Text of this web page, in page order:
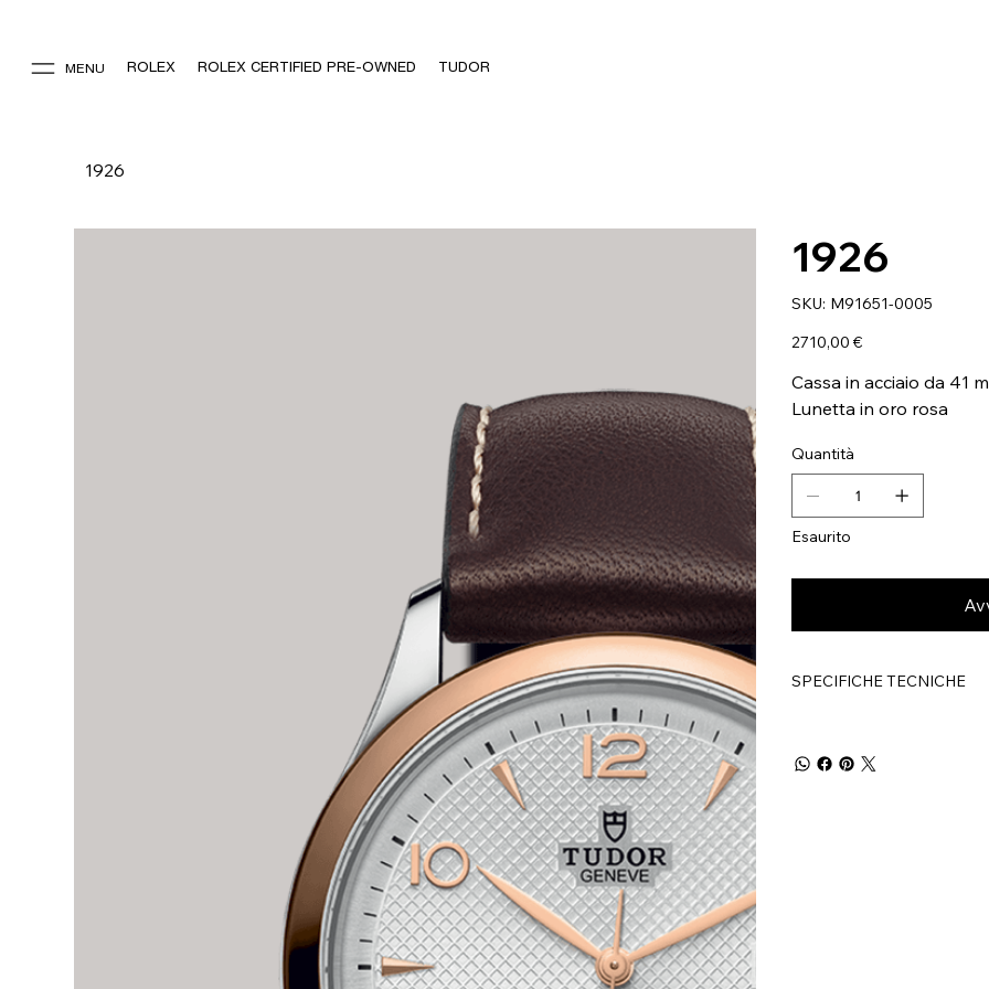
MENU ROLEX ROLEX CERTIFIED PRE-OWNED TUDOR
1926
1926
SKU: SKU
M91651-
M91651-0005
Prezzo
2710,00 €
Cassa in acciaio da 41
Lunetta in oro rosa
Quantità
Esaurito
SPECIFICHE TECNICHE